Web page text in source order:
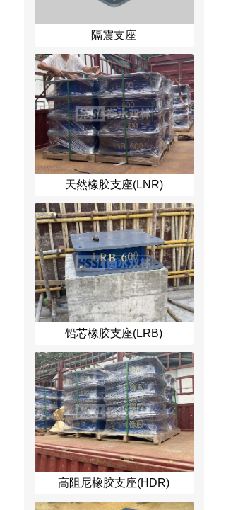
隔震支座
天然橡胶支座(LNR)
铅芯橡胶支座(LRB)
高阻尼橡胶支座(HDR)